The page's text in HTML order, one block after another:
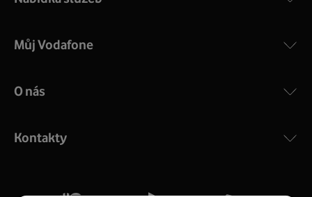
COMPAL CH7465VF
silný signál pro celou domácnost. Kompaktní rozměry 21
Více o COMPAL CH7465VF
Můj Vodafone
O nás
Kontakty